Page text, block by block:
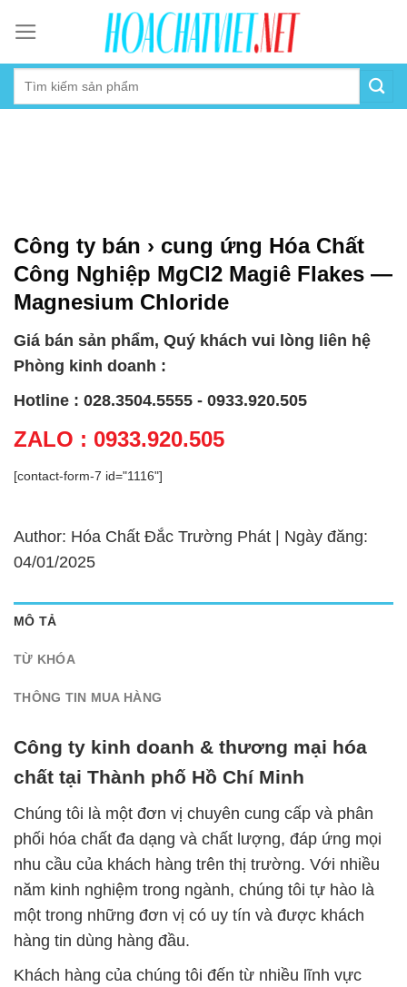
content
Công ty bán › cung ứng Hóa Chất
Công Nghiệp MgCl2 Magiê Flakes —
Magnesium Chloride
Giá bán sản phẩm, Quý khách vui lòng liên hệ
Phòng kinh doanh :
Hotline : 028.3504.5555 - 0933.920.505
ZALO : 0933.920.505
[contact-form-7 id="1116"]
Author: Hóa Chất Đắc Trường Phát | Ngày đăng:
04/01/2025
MÔ TẢ
TỪ KHÓA
THÔNG TIN MUA HÀNG
Công ty kinh doanh & thương mại hóa
chất tại Thành phố Hồ Chí Minh
Chúng tôi là một đơn vị chuyên cung cấp và phân
phối hóa chất đa dạng và chất lượng, đáp ứng mọi
nhu cầu của khách hàng trên thị trường. Với nhiều
năm kinh nghiệm trong ngành, chúng tôi tự hào là
một trong những đơn vị có uy tín và được khách
hàng tin dùng hàng đầu.
Khách hàng của chúng tôi đến từ nhiều lĩnh vực